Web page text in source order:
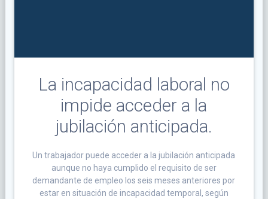
La incapacidad laboral no
impide acceder a la
jubilación anticipada.
Un trabajador puede acceder a la jubilación anticipada
aunque no haya cumplido el requisito de ser
demandante de empleo los seis meses anteriores por
estar en situación de incapacidad temporal, según